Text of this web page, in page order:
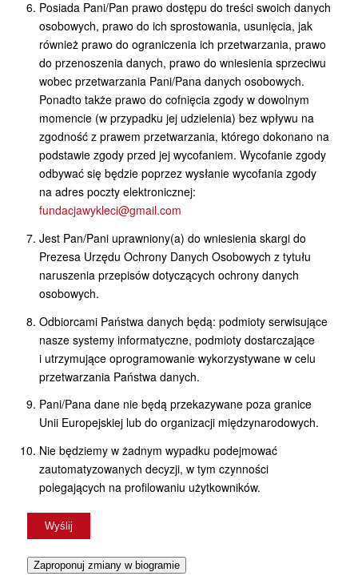
Posiada Pani/Pan prawo dostępu do treści swoich danych
osobowych, prawo do ich sprostowania, usunięcia, jak
również prawo do ograniczenia ich przetwarzania, prawo
do przenoszenia danych, prawo do wniesienia sprzeciwu
wobec przetwarzania Pani/Pana danych osobowych.
Ponadto także prawo do cofnięcia zgody w dowolnym
momencie (w przypadku jej udzielenia) bez wpływu na
zgodność z prawem przetwarzania, którego dokonano na
podstawie zgody przed jej wycofaniem. Wycofanie zgody
odbywać się będzie poprzez wysłanie wycofania zgody
na adres poczty elektronicznej:
fundacjawykleci@gmail.com
Jest Pan/Pani uprawniony(a) do wniesienia skargi do
Prezesa Urzędu Ochrony Danych Osobowych z tytułu
naruszenia przepisów dotyczących ochrony danych
osobowych.
Odbiorcami Państwa danych będą: podmioty serwisujące
nasze systemy informatyczne, podmioty dostarczające
i utrzymujące oprogramowanie wykorzystywane w celu
przetwarzania Państwa danych.
Pani/Pana dane nie będą przekazywane poza granice
Unii Europejskiej lub do organizacji międzynarodowych.
Nie będziemy w żadnym wypadku podejmować
zautomatyzowanych decyzji, w tym czynności
polegających na profilowaniu użytkowników.
Zaproponuj zmiany w biogramie